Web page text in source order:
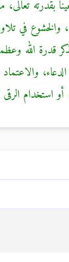
بقدرته
والخشوع في
قدرة الله
الرقى